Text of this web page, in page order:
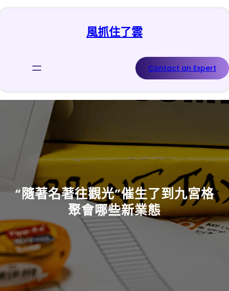
跳
風抓住了雲
Contact an Expert
“隨著名著往觀光”催生了到九宮格
聚會哪些新業態